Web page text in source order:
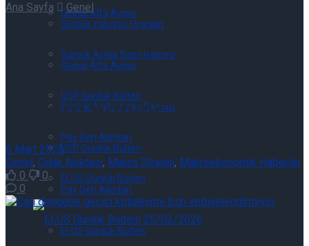
Global Alfa Avcısı
Günlük Açığa Satış Raporu
USP Günlük Bülten
Pay Geri Alımları
ELÜS Günlük Bülten
Günlük Yabancı Oranları
Global Alfa Avcısı
Günlük Açığa Satış Raporu
USP Günlük Bülten
Pay Geri Alımları
ELÜS Günlük Bülten
Ana Sayfa Genel
Mart PPK Faiz Kararı: Faiz
indirimi makul adımlarla
devam ediyor
6 Mart 2025
Genel, Odak Noktası, Makro Strateji, Makroekonomik Haberler
0
0
0